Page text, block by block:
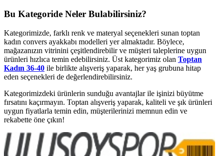
Bu Kategoride Neler Bulabilirsiniz?
Kategorimizde, farklı renk ve materyal seçenekleri sunan toptan
kadın convers ayakkabı modelleri yer almaktadır. Böylece,
mağazanızın vitrinini çeşitlendirebilir ve müşteri taleplerine uygun
ürünleri hızlıca temin edebilirsiniz. Üst kategorimiz olan Toptan
Kadın 36-40 ile birlikte alışveriş yaparak, her yaş grubuna hitap
eden seçenekleri de değerlendirebilirsiniz.
Kategorimizdeki ürünlerin sunduğu avantajlar ile işinizi büyütme
fırsatını kaçırmayın. Toptan alışveriş yaparak, kaliteli ve şık ürünleri
uygun fiyatlarla temin edin, müşterilerinizi memnun edin ve
rekabette öne çıkın!